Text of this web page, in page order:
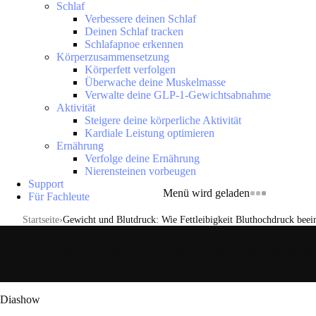
Menü wird geladen
Schlaf
Verbessere deinen Schlaf
Deinen Schlaf tracken
Schlafapnoe erkennen
Körperzusammensetzung
Körperfett verfolgen
Überwache deine Muskelmasse
Verwalte deine GLP-1-Gewichtsabnahme
Aktivität
Steigere deine körperliche Aktivität
Kardiale Leistung optimieren
Ernährung
Verfolge deine Ernährung
Nierensteinen vorbeugen
Support
Für Fachleute
Startseite Gewicht und Blutdruck: Wie Fettleibigkeit Bluthochdruck
Diashow